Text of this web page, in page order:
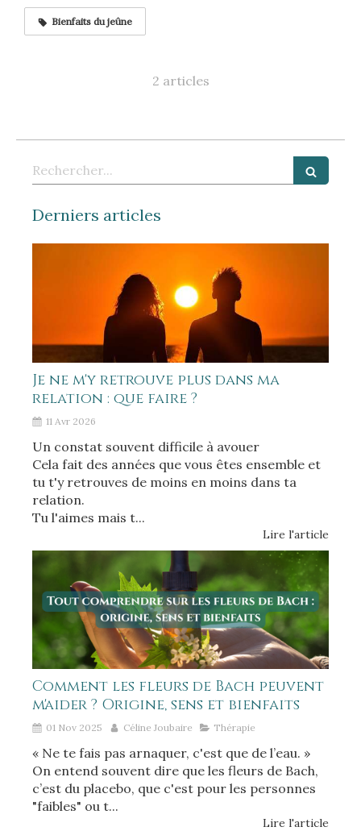
Bienfaits du jeûne
2 articles
Rechercher
Derniers articles
Je ne m'y retrouve plus dans ma
relation : que faire ?
11 Avr 2026
Un constat souvent difficile à avouer
Cela fait des années que vous êtes ensemble et
tu t'y retrouves de moins en moins dans ta
relation.
Tu l'aimes mais t...
Lire l'article
Comment les fleurs de Bach peuvent
m'aider ? Origine, sens et bienfaits
01 Nov 2025 Céline Joubaire Thérapie
« Ne te fais pas arnaquer, c'est que de l’eau. »
On entend souvent dire que les fleurs de Bach,
c’est du placebo, que c'est pour les personnes
"faibles" ou t...
Lire l'article